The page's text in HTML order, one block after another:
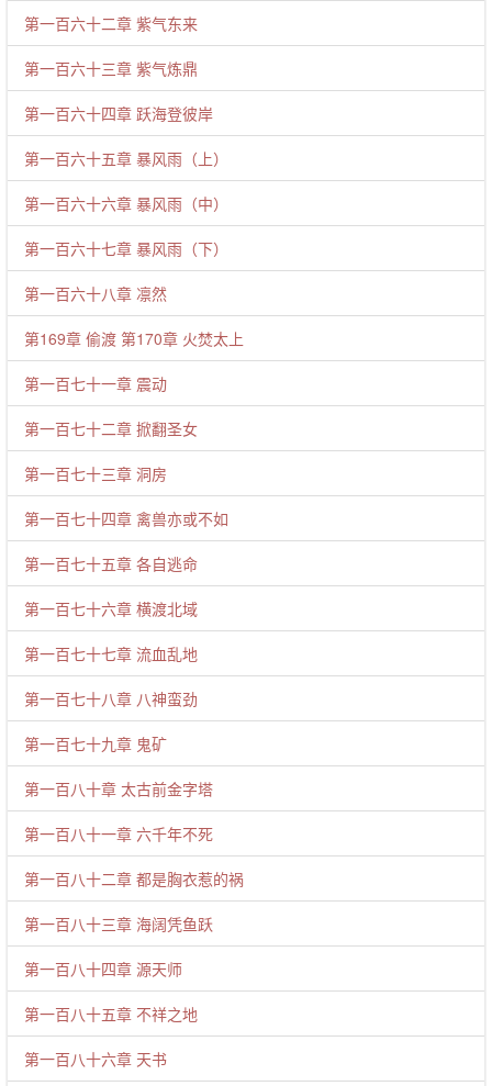
第一百六十二章 紫气东来
第一百六十三章 紫气炼鼎
第一百六十四章 跃海登彼岸
第一百六十五章 暴风雨（上）
第一百六十六章 暴风雨（中）
第一百六十七章 暴风雨（下）
第一百六十八章 凛然
第169章 偷渡 第170章 火焚太上
第一百七十一章 震动
第一百七十二章 掀翻圣女
第一百七十三章 洞房
第一百七十四章 禽兽亦或不如
第一百七十五章 各自逃命
第一百七十六章 横渡北域
第一百七十七章 流血乱地
第一百七十八章 八神蛮劲
第一百七十九章 鬼矿
第一百八十章 太古前金字塔
第一百八十一章 六千年不死
第一百八十二章 都是胸衣惹的祸
第一百八十三章 海阔凭鱼跃
第一百八十四章 源天师
第一百八十五章 不祥之地
第一百八十六章 天书